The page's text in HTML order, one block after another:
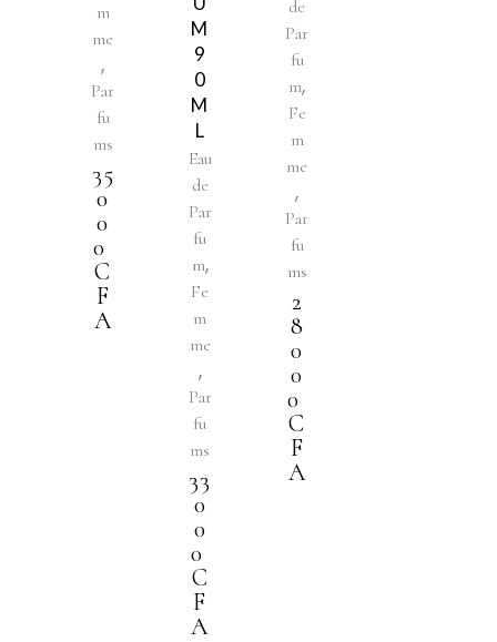
m
me
,
Par
fu
ms
35
0
0
0
C
F
A
M
9
0
M
L
Eau
de
Par
fu
m,
Fe
m
me
,
Par
fu
ms
33
0
0
0
C
F
A
de
Par
fu
m,
Fe
m
me
,
Par
fu
ms
2
8
0
0
0
C
F
A